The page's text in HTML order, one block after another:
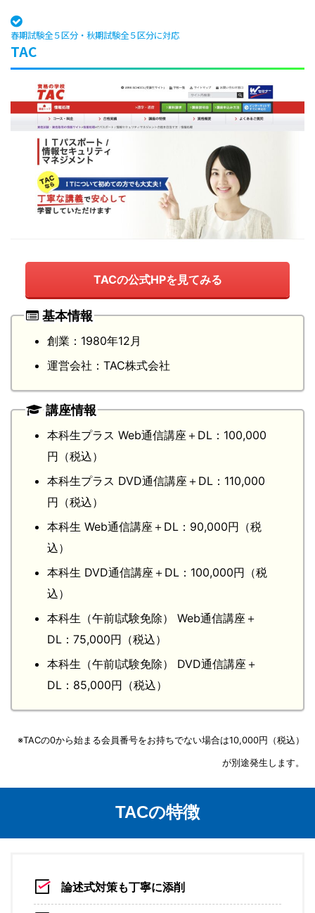
春期試験全５区分・秋期試験全５区分に対応
TAC
TACの公式HPを見てみる
基本情報
創業：1980年12月
運営会社：TAC株式会社
講座情報
本科生プラス Web通信講座＋DL：100,000
円（税込）
本科生プラス DVD通信講座＋DL：110,000
円（税込）
本科生 Web通信講座＋DL：90,000円（税
込）
本科生 DVD通信講座＋DL：100,000円（税
込）
本科生（午前Ⅰ試験免除） Web通信講座＋
DL：75,000円（税込）
本科生（午前Ⅰ試験免除） DVD通信講座＋
DL：85,000円（税込）
※TACの0から始まる会員番号をお持ちでない場合は10,000円（税込）
が別途発生します。
TACの特徴
論述式対策も丁寧に添削